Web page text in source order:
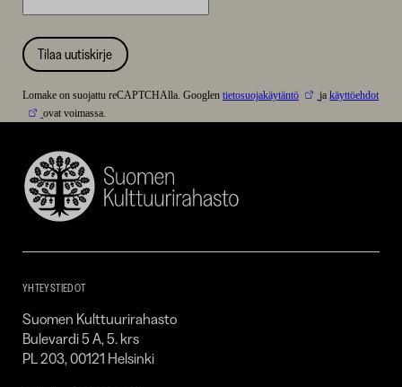
Tilaa uutiskirje
Lomake on suojattu reCAPTCHAlla. Googlen tietosuojakäytäntö jakäyttöehdot
ovat voimassa.
Suomen
Kulttuurirahasto
YHTEYSTIEDOT
Suomen Kulttuurirahasto
Bulevardi 5 A, 5. krs
PL 203, 00121 Helsinki